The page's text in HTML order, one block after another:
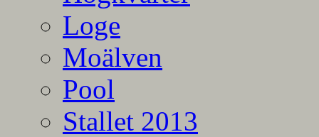
Loge
Moälven
Pool
Stallet 2013